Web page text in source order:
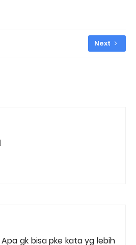
Next
gk bisa pke kata yg lebih